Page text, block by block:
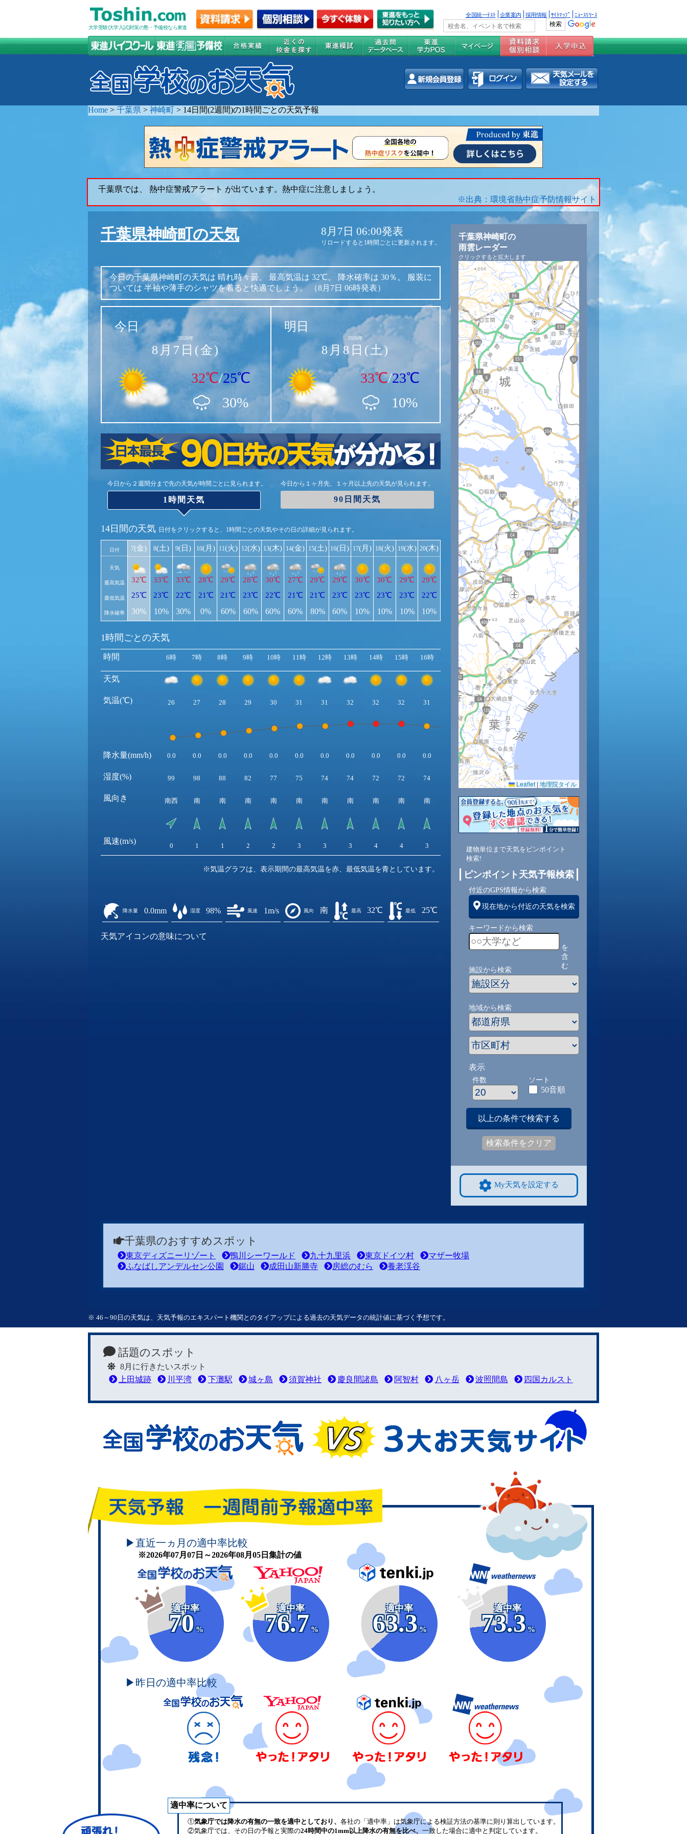
大学受験(大学入試)対策の塾・予備校なら東進
全国統一ﾃｽﾄ 企業案内 採用情報 ｻｲﾄﾏｯﾌﾟ ﾆｭｰｽﾘﾘｰｽ
Home > 千葉県 > 神崎町 > 14日間(2週間)の1時間ごとの天気予報
千葉県では、 熱中症警戒アラート が出ています。熱中症に注意しましょう。
※出典：環境省熱中症予防情報サイト
千葉県神崎町の天気 8月7日 06:00発表
リロードすると1時間ごとに更新されます。
今日の千葉県神崎町の天気は 晴れ時々曇。 最高気温は 32℃。 降水確率は 30％。
服装に
ついては 半袖や薄手のシャツを着ると快適でしょう。 （8月7日 06時発表）
今日
2026年
8月7日(金)
32℃/25℃
30%
明日
2026年
8月8日(土)
33℃/23℃
10%
今日から２週間分まで先の天気が時間ごとに見られます。
1時間天気
今日から１ヶ月先、１ヶ月以上先の天気が見られます。
90日間天気
14日間の天気 日付をクリックすると、1時間ごとの天気やその日の詳細が見られます。
日付
天気
最高気温
最低気温
降水確率
7(金)
32℃
25℃
30%
8(土)
33℃
23℃
10%
9(日)
33℃
22℃
30%
10(月)
28℃
21℃
0%
11(火)
29℃
21℃
60%
12(水)
28℃
23℃
60%
13(木)
30℃
22℃
60%
14(金)
27℃
21℃
60%
15(土)
29℃
21℃
80%
16(日)
29℃
23℃
60%
17(月)
30℃
23℃
10%
18(火)
30℃
23℃
10%
19(水)
29℃
23℃
10%
20(木)
29℃
22℃
10%
1時間ごとの天気
時間
天気
気温(℃)
降水量(mm/h)
湿度(%)
風向き
風速(m/s)
6時 7時 8時 9時 10時 11時 12時 13時 14時 15時 16時 17時 18時 19時 20時 22時
26 27 28 29 30 31 31 32 32 32 31 29 28 27
0.0 0.0 0.0 0.0 0.0 0.0 0.0 0.0 0.0 0.0 0.0 0.0 0.0
99 98 88 82 77 75 74 74 72 72 74 80 83
南西 南 南 南 南 南 南 南 南 南 南 南 南 南 南
0 1 1 2 2 3 3 3 4 4 3 3 2 2 2
※気温グラフは、表示期間の最高気温を赤、最低気温を青としています。
降水量 0.0mm 湿度 98% 風速 1m/s 風向 南 最高 32℃ 最低 25℃
天気アイコンの意味について
千葉県神崎町の
雨雲レーダー
クリックすると拡大します
Leaflet | 地理院タイル
建物単位まで天気をピンポイント
検索!
ピンポイント天気予報検索
付近のGPS情報から検索
現在地から付近の天気を検索
キーワードから検索
を
含
む
施設から検索
地域から検索
表示
件数 ソート
50音順
以上の条件で検索する
検索条件をクリア
My天気を設定する
千葉県のおすすめスポット
東京ディズニーリゾート 鴨川シーワールド 九十九里浜 東京ドイツ村
マザー牧場
ふなばしアンデルセン公園
鋸山 成田山新勝寺 房総のむら 養老渓谷
※ 46～90日の天気は、天気予報のエキスパート機関とのタイアップによる過去の天気データの統計値に基づく予想です。
話題のスポット
8月に行きたいスポット
上田城跡
川平湾 下灘駅 城ヶ島 須賀神社 慶良間諸島 阿智村 八ヶ岳 波照間島 四国カルスト
頑張れ！学校のお天気
▶直近一ヵ月の適中率比較
※2026年07月07日～2026年08月05日集計の値
適中率
70
%
適中率
76.7
%
適中率
63.3
%
適中率
73.3
%
▶昨日の適中率比較
適中率について
①気象庁では降水の有無の一致を適中としており、 各社の「適中率」は気象庁による検証方法の基準に則り算出しています。
②気象庁では、その日の予報と実際の24時間中の1mm以上降水の有無を比べ、 一致した場合に適中と判定しています。